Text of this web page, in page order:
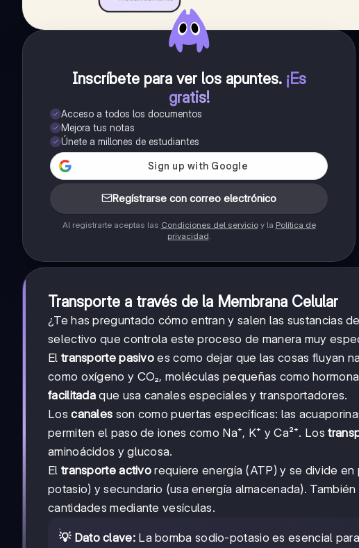
Inscríbete para ver los apuntes. ¡Es
gratis!
Acceso a todos los documentos
Mejora tus notas
Únete a millones de estudiantes
Regístrarse con correo electrónico
Al registrarte aceptas las Condiciones del servicioy la Política de
privacidad
Transporte a través de la Membrana Celular
¿Te has preguntado cómo entran y salen las sustancias
selectivo que controla este proceso de manera muy
El transporte pasivo es como dejar que las cosas fluyan
como oxígeno y CO₂, moléculas pequeñas como
facilitada que usa canales especiales y transportadores.
Loscanales son como puertas específicas: las
permiten el paso de iones como Na⁺, K⁺ y Ca²⁺. Los
aminoácidos y glucosa.
El transporte activo requiere energía (ATP) y se divide
potasio) y secundario (usa energía almacenada).
cantidades mediante vesículas.
💡 Dato clave:La bomba sodio-potasio es esencial